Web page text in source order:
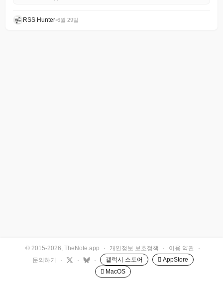
RSS Hunter•6월 29일
© 2015-2026, TheNote.app · 개인정보 보호정책 · 이용 약관
·
문의하기
· · · 갤럭시 스토어
 AppStore
 MacOS